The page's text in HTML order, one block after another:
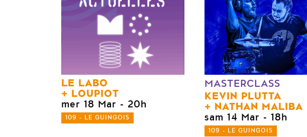
LE LABO
LOUPIOT
mer 18 Mar - 20h
109 - LE GUINGOIS
MASTERCLASS
KEVIN PLUTTA
NATHAN MALIBA
sam 14 Mar - 18h
109 - LE GUINGOIS